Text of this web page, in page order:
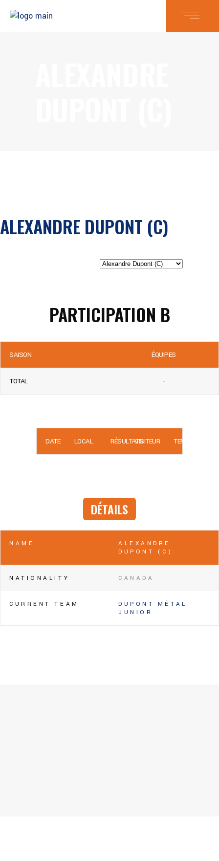
ALEXANDRE DUPONT (C)
PARTICIPATION B
SAISON ÉQUIPES
TOTAL -
DATE LOCAL RÉSULTATSVISITEUR TEMPS
DÉTAILS
NAME
ALEXANDRE
DUPONT (C)
NATIONALITY CANADA
CURRENT TEAM
DUPONT MÉTAL
JUNIOR